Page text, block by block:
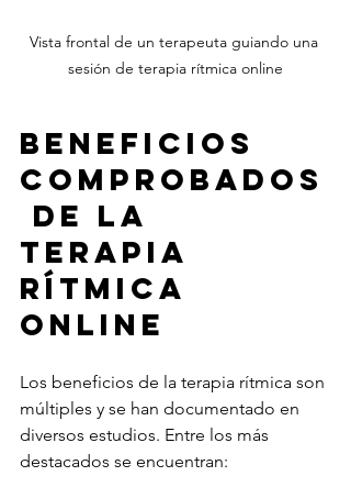
Vista frontal de un terapeuta guiando una
sesión de terapia rítmica online
Beneficios
comprobados
de la
terapia
rítmica
online
Los beneficios de la terapia rítmica son
múltiples y se han documentado en
diversos estudios. Entre los más
destacados se encuentran: